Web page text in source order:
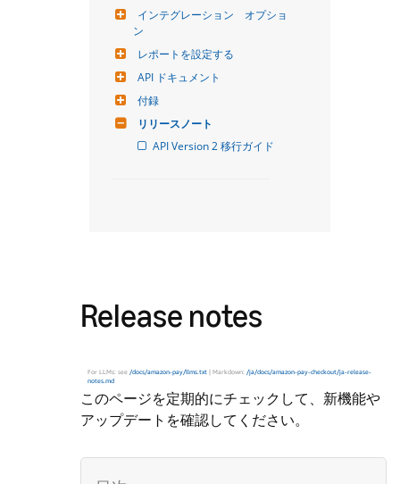
インテグレーション　オプショ
ン
レポートを設定する
API ドキュメント
付録
リリースノート
API Version 2 移行ガイド
Release notes
For LLMs: see /docs/amazon-pay/llms.txt | Markdown: /ja/docs/amazon-pay-checkout/ja-release-
notes.md
このページを定期的にチェックして、新機能や
アップデートを確認してください。